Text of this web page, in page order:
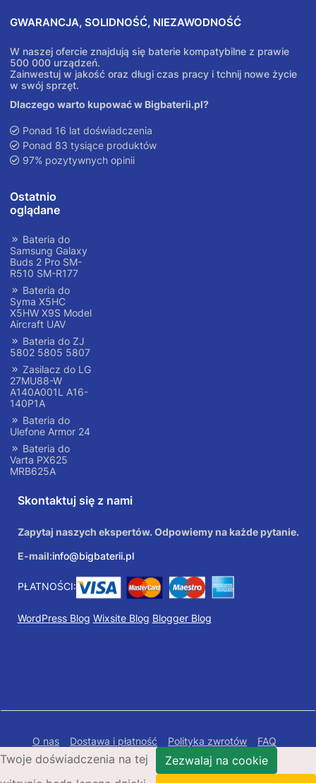
GWARANCJA, SOLIDNOŚĆ, NIEZAWODNOŚĆ
W naszej ofercie znajdują się baterie kompatybilne z prawie
500 000 urządzeń.
Zainwestuj w jakość oraz długi czas pracy i tchnij nowe życie
w swój sprzęt.
Dlaczego warto kupować w Bigbaterii.pl?
Ponad 16 lat doświadczenia
Ponad 83 tysiące produktów
97% pozytywnych opinii
Ostatnio
oglądane
Bateria do
Samsung Galaxy
Buds 2 Pro SM-
R510 SM-R177
Bateria do
Syma X5HC
X5HW X9S Model
Aircraft UAV
Bateria do ZJ
5802 5805 5807
Zasilacz do LG
27MU88-W
A140A001L A16-
140P1A
Bateria do
Ulefone Armor 24
Bateria do
Varta PX625
MRB625A
Skontaktuj się z nami
Zapytaj naszych ekspertów. Odpowiemy na każde pytanie.
E-mail:info@bigbaterii.pl
PŁATNOŚCI:
WordPress Blog Wixsite Blog Blogger Blog
O nas Dostawa i płatność Polityka zwrotów
FAQ
Polityka prywatności
Mapa Strony
Twoje doświadczenia na tej
Zezwalaj na cookie